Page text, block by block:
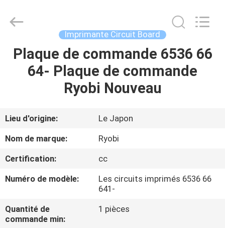
MAISON
PRODUITS
AU
SUJET
DE
VISITE
D'USINE
Robot
Automation
Rights
Reserved.
Imprimante Circuit Board
Plaque de commande 6536 66
64- Plaque de commande
Ryobi Nouveau
Lieu d'origine:
Le Japon
Nom de marque:
Ryobi
Certification:
cc
Numéro de modèle:
Les circuits imprimés 6536 66
641-
Quantité de
commande min:
1 pièces